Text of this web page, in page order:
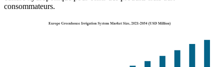
consommateurs.